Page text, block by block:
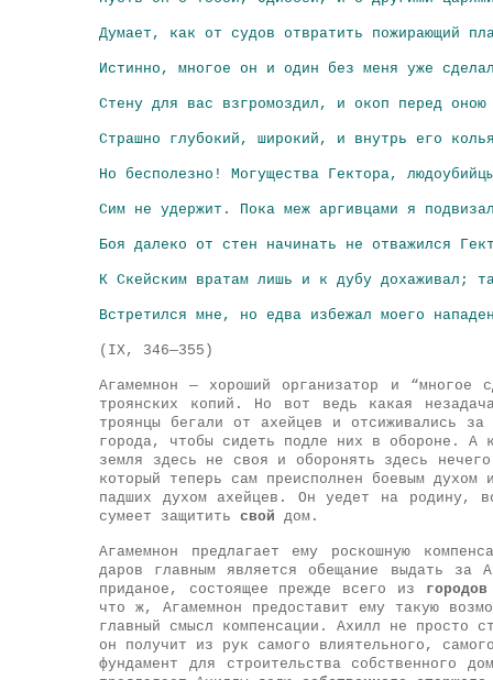
Думает, как от судов отвратить пожирающий
Истинно, многое он и один без меня уже
Стену для вас взгромоздил, и окоп перед оною
Страшно глубокий, широкий, и внутрь его
Но бесполезно! Могущества Гектора,
Сим не удержит. Пока меж аргивцами я
Боя далеко от стен начинать не отважился
К Скейским вратам лишь и к дубу дохаживал;
Встретился мне, но едва избежал моего
(IX, 346—355)
Агамемнон — хороший организатор и
троянских копий. Но вот ведь какая
троянцы бегали от ахейцев и отсиживались
города, чтобы сидеть подле них в обороне. А
земля здесь не своя и оборонять здесь
который теперь сам преисполнен боевым
падших духом ахейцев. Он уедет на родину,
сумеет защитить свой дом.
Агамемнон предлагает ему роскошную
даров главным является обещание выдать
приданое, состоящее прежде всего из
что ж, Агамемнон предоставит ему такую
главный смысл компенсации. Ахилл не просто
он получит из рук самого влиятельного,
фундамент для строительства собственного